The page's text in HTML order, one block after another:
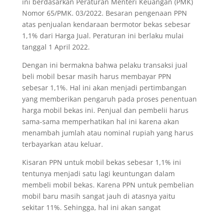
Nomor 65/PMK. 03/2022. Besaran pengenaan PPN
atas penjualan kendaraan bermotor bekas sebesar
1,1% dari Harga Jual. Peraturan ini berlaku mulai
tanggal 1 April 2022.
Dengan ini bermakna bahwa pelaku transaksi jual
beli mobil besar masih harus membayar PPN
sebesar 1,1%. Hal ini akan menjadi pertimbangan
yang memberikan pengaruh pada proses penentuan
harga mobil bekas ini. Penjual dan pembelii harus
sama-sama memperhatikan hal ini karena akan
menambah jumlah atau nominal rupiah yang harus
terbayarkan atau keluar.
Kisaran PPN untuk mobil bekas sebesar 1,1% ini
tentunya menjadi satu lagi keuntungan dalam
membeli mobil bekas. Karena PPN untuk pembelian
mobil baru masih sangat jauh di atasnya yaitu
sekitar 11%. Sehingga, hal ini akan sangat